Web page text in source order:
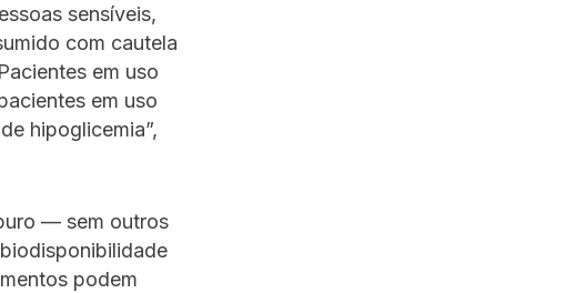
sensíveis,
com cautela
em uso
em uso
hipoglicemia”,
— sem outros
podem